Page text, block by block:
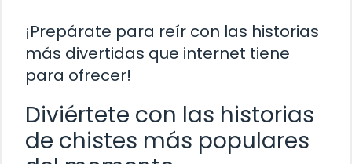
¡Prepárate para reír con las historias
más divertidas que internet tiene
para ofrecer!
Diviértete con las historias
de chistes más populares